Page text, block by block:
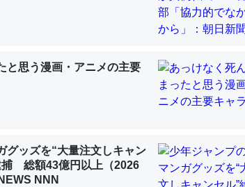
の大問題＝「昆虫はなぜ海にいないのか」に関する新仮説
も酸素も不足してて両方に不利だから両方が拮抗して
と思う漫画・アニメの主要
グッズを“大量注文しキャン
総額43億円以上（2026
NNN